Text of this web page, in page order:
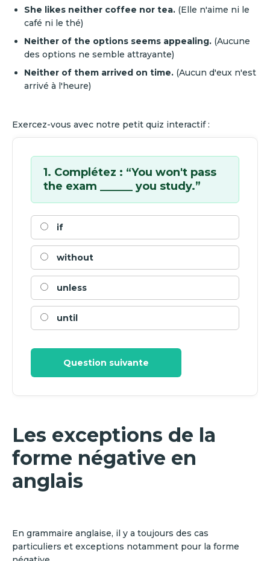
She likes neither coffee nor tea. (Elle n'aime ni le
café ni le thé)
Neither of the options seems appealing. (Aucune
des options ne semble attrayante)
Neither of them arrived on time. (Aucun d'eux n'est
arrivé à l'heure)
Exercez-vous avec notre petit quiz interactif :
1. Complétez : “You won't pass
the exam ______ you study.”
if
without
unless
until
Question suivante
Les exceptions de la
forme négative en
anglais
En grammaire anglaise, il y a toujours des cas
particuliers et exceptions notamment pour la forme